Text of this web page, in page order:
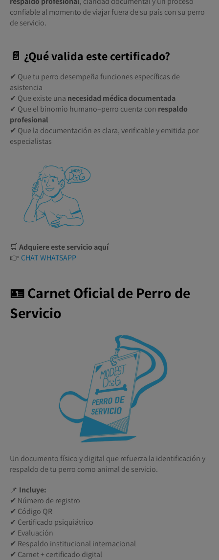
confiable al momento de viajar fuera de su país con su perro
de servicio.
📄 ¿Qué valida este certificado?
✔ Que tu perro desempeña funciones específicas de
asistencia
✔ Que existe una necesidad médica documentada
✔ Que el binomio humano–perro cuenta con respaldo
profesional
✔ Que la documentación es clara, verificable y emitida por
especialistas
🛒Adquiere este servicio aquí
👉 CHAT WHATSAPP
🪪 Carnet Oficial de Perro de
Servicio
Un documento físico y digital que refuerza la identificación y
respaldo de tu perro como animal de servicio.
📌 Incluye:
✔ Número de registro
✔ Código QR
✔ Certificado psiquiátrico
✔ Evaluación
✔ Respaldo institucional internacional
✔ Carnet + certificado digital